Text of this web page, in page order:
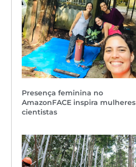
Presença feminina no
AmazonFACE inspira mulheres
cientistas